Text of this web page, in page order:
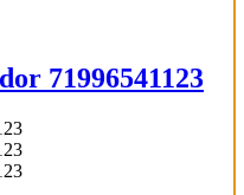
71996541123